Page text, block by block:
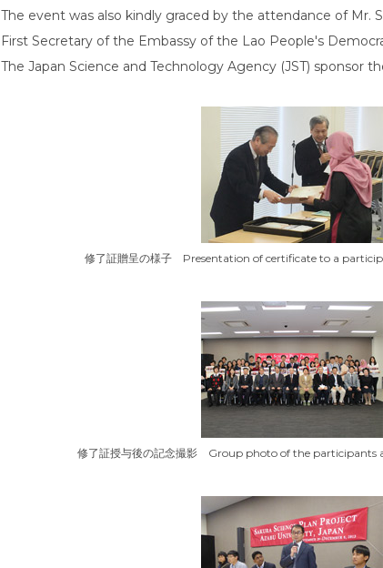
The event was also kindly graced by the attendance of Mr.
First Secretary of the Embassy of the Lao People's
The Japan Science and Technology Agency (JST) sponsor
修了証贈呈の様子 Presentation of certificate to a
修了証授与後の記念撮影 Group photo of the participants